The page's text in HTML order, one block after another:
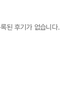
된 후기가 없습니다.